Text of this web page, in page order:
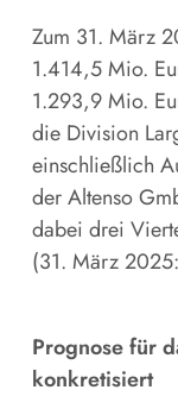
Zum 31. März
1.414,5 Mio.
1.293,9 Mio.
die Division
einschließlich
der Altenso
dabei drei
(31. März
Prognose für
konkretisiert